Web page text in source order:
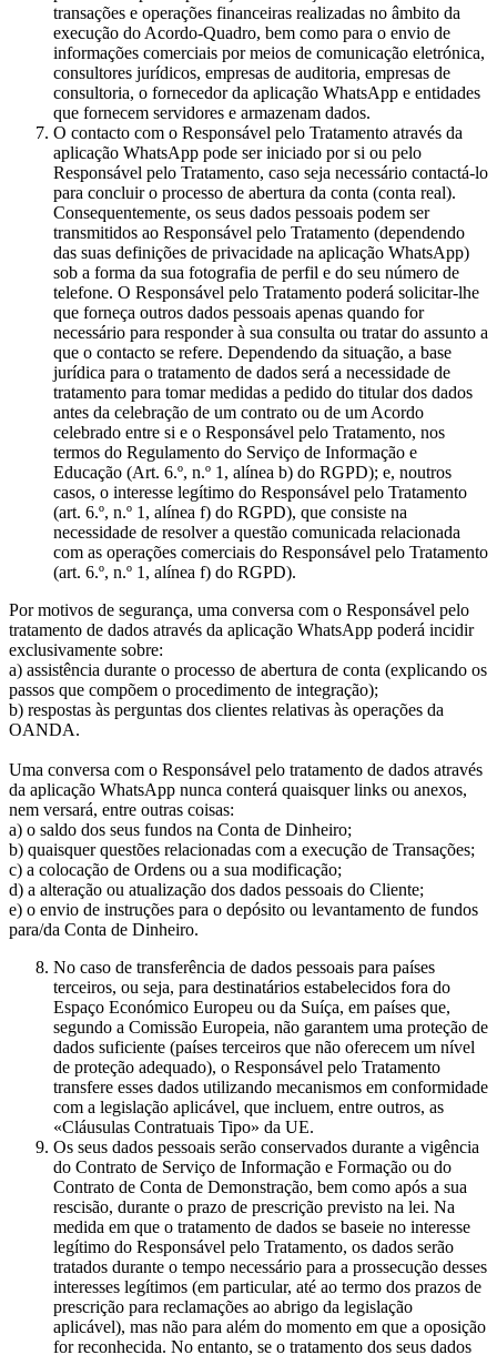
transações e operações financeiras realizadas no âmbito da
execução do Acordo-Quadro, bem como para o envio de
informações comerciais por meios de comunicação eletrónica,
consultores jurídicos, empresas de auditoria, empresas de
consultoria, o fornecedor da aplicação WhatsApp e entidades
que fornecem servidores e armazenam dados.
O contacto com o Responsável pelo Tratamento através da
aplicação WhatsApp pode ser iniciado por si ou pelo
Responsável pelo Tratamento, caso seja necessário contactá-lo
para concluir o processo de abertura da conta (conta real).
Consequentemente, os seus dados pessoais podem ser
transmitidos ao Responsável pelo Tratamento (dependendo
das suas definições de privacidade na aplicação WhatsApp)
sob a forma da sua fotografia de perfil e do seu número de
telefone. O Responsável pelo Tratamento poderá solicitar-lhe
que forneça outros dados pessoais apenas quando for
necessário para responder à sua consulta ou tratar do assunto a
que o contacto se refere. Dependendo da situação, a base
jurídica para o tratamento de dados será a necessidade de
tratamento para tomar medidas a pedido do titular dos dados
antes da celebração de um contrato ou de um Acordo
celebrado entre si e o Responsável pelo Tratamento, nos
termos do Regulamento do Serviço de Informação e
Educação (Art. 6.º, n.º 1, alínea b) do RGPD); e, noutros
casos, o interesse legítimo do Responsável pelo Tratamento
(art. 6.º, n.º 1, alínea f) do RGPD), que consiste na
necessidade de resolver a questão comunicada relacionada
com as operações comerciais do Responsável pelo Tratamento
(art. 6.º, n.º 1, alínea f) do RGPD).
Por motivos de segurança, uma conversa com o Responsável pelo
tratamento de dados através da aplicação WhatsApp poderá incidir
exclusivamente sobre:
a) assistência durante o processo de abertura de conta (explicando os
passos que compõem o procedimento de integração);
b) respostas às perguntas dos clientes relativas às operações da
OANDA.
Uma conversa com o Responsável pelo tratamento de dados através
da aplicação WhatsApp nunca conterá quaisquer links ou anexos,
nem versará, entre outras coisas:
a) o saldo dos seus fundos na Conta de Dinheiro;
b) quaisquer questões relacionadas com a execução de Transações;
c) a colocação de Ordens ou a sua modificação;
d) a alteração ou atualização dos dados pessoais do Cliente;
e) o envio de instruções para o depósito ou levantamento de fundos
para/da Conta de Dinheiro.
No caso de transferência de dados pessoais para países
terceiros, ou seja, para destinatários estabelecidos fora do
Espaço Económico Europeu ou da Suíça, em países que,
segundo a Comissão Europeia, não garantem uma proteção de
dados suficiente (países terceiros que não oferecem um nível
de proteção adequado), o Responsável pelo Tratamento
transfere esses dados utilizando mecanismos em conformidade
com a legislação aplicável, que incluem, entre outros, as
«Cláusulas Contratuais Tipo» da UE.
Os seus dados pessoais serão conservados durante a vigência
do Contrato de Serviço de Informação e Formação ou do
Contrato de Conta de Demonstração, bem como após a sua
rescisão, durante o prazo de prescrição previsto na lei. Na
medida em que o tratamento de dados se baseie no interesse
legítimo do Responsável pelo Tratamento, os dados serão
tratados durante o tempo necessário para a prossecução desses
interesses legítimos (em particular, até ao termo dos prazos de
prescrição para reclamações ao abrigo da legislação
aplicável), mas não para além do momento em que a oposição
for reconhecida. No entanto, se o tratamento dos seus dados